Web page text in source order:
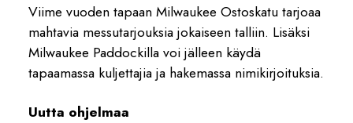
Viime vuoden tapaan Milwaukee Ostoskatu tarjoaa
mahtavia messutarjouksia jokaiseen talliin. Lisäksi
Milwaukee Paddockilla voi jälleen käydä
tapaamassa kuljettajia ja hakemassa nimikirjoituksia.
Uutta ohjelmaa